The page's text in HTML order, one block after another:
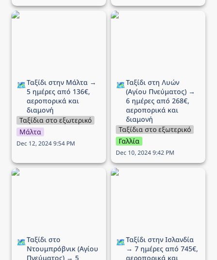
Ταξίδι στην Μάλτα → 5
🗺️Ταξίδι στην Μάλτα →
5 ημέρες από 136€,
αεροπορικά και
διαμονή
Ταξίδια στο εξωτερικό
Μάλτα
Dec 12, 2024 9:54 PM
Ταξίδι στη Λυών (Αγίου
🗺️Ταξίδι στη Λυών
(Αγίου Πνεύματος) →
6 ημέρες από 268€,
αεροπορικά και
διαμονή
Ταξίδια στο εξωτερικό
Γαλλία
Dec 10, 2024 9:42 PM
Ταξίδι στο Ντουμπρόβνικ
🗺️Ταξίδι στο
Ντουμπρόβνικ (Αγίου
Πνεύματος) → 5
Ταξίδι στην Ισλανδία → 7
🗺️Ταξίδι στην Ισλανδία
→ 7 ημέρες από 745€,
αεροπορικά και